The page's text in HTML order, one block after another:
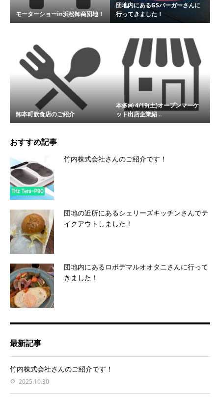
モーターショーin浜松卸商団地！
団地内にあるGSバーガーさんに
行ってきました！
卸本町飲食店のご紹介
本多㈱ 4/19(土)オープンマーケ
ット出店企業紹...
おすすめ記事
竹内株式会社さんのご紹介です！
団地の近所にあるシェリーズキッチンさんでテ
イクアウトしました！
団地内にあるロボデマルオオタニさんに行って
きました！
最新記事
竹内株式会社さんのご紹介です！
2025.10.30